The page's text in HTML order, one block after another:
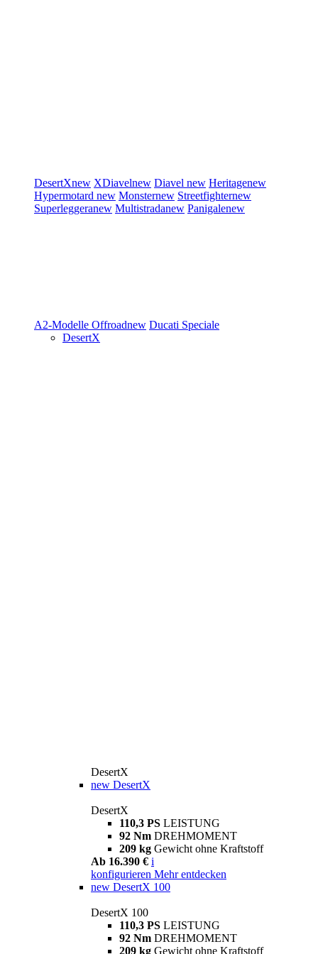
DesertXnew XDiavelnew Diavel new Heritagenew
Hypermotard new Monsternew Streetfighternew
Superleggeranew Multistradanew Panigalenew
A2-Modelle Offroadnew Ducati Speciale
DesertX
DesertX
new DesertX
DesertX
110,3 PS LEISTUNG
92 Nm DREHMOMENT
209 kg Gewicht ohne Kraftstoff
Ab 16.390 € i
konfigurieren Mehr entdecken
new DesertX 100
DesertX 100
110,3 PS LEISTUNG
92 Nm DREHMOMENT
209 kg Gewicht ohne Kraftstoff